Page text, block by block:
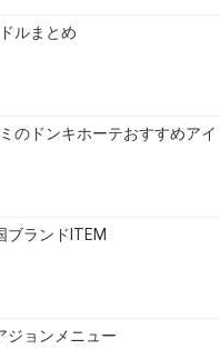
ルまとめ
のドンキホーテおすすめアイ
ブランドITEM
ジョンメニュー